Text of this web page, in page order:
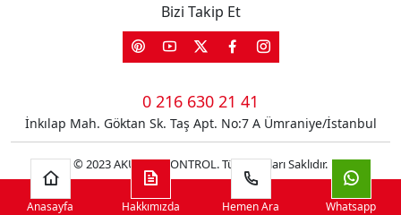
Bizi Takip Et
0 216 630 21 41
İnkılap Mah. Göktan Sk. Taş Apt. No:7 A Ümraniye/İstanbul
© 2023 AKUSTİK KONTROL. Tüm Hakları Saklıdır.
Çerez PolitikasıGizlilik Politikası Aydınlatma Metni
Anasayfa Hakkımızda Hemen Ara Whatsapp